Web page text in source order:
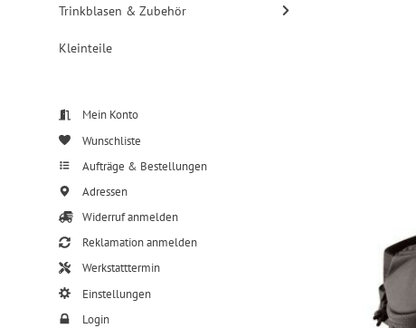
Trinkblasen & Zubehör
Kleinteile
Mein Konto
Wunschliste
Aufträge & Bestellungen
Adressen
Widerruf anmelden
Reklamation anmelden
Werkstatttermin
Einstellungen
Login